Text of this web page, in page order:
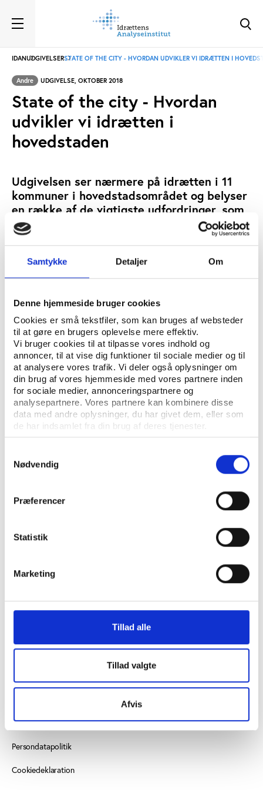
Samtykke Detaljer Om
Denne hjemmeside bruger cookies
Cookies er små tekstfiler, som kan bruges af websteder
til at gøre en brugers oplevelse mere effektiv.
Vi bruger cookies til at tilpasse vores indhold og
annoncer, til at vise dig funktioner til sociale medier og til
at analysere vores trafik. Vi deler også oplysninger om
din brug af vores hjemmeside med vores partnere inden
for sociale medier, annonceringspartnere og
analysepartnere. Vores partnere kan kombinere disse
data med andre oplysninger, du har givet dem, eller som
de har indsamlet fra din brug af deres tjenester.
Nødvendig
Præferencer
Statistik
Marketing
Tillad alle
Tillad valgte
Afvis
IDANUDGIVELSERSTATE OF THE CITY - HVORDAN UDVIKLER VI IDRÆTTEN I
Andre UDGIVELSE, OKTOBER 2018
State of the city - Hvordan
udvikler vi idrætten i
hovedstaden
Udgivelsen ser nærmere på idrætten i 11
kommuner i hovedstadsområdet og belyser
en række af de vigtigste udfordringer, som
borgere, foreninger og kommuner i
Storkøbenhavn står overfor. Udgivelsen går
beskriver deres nuværende situation set
med idrættens briller.
SKREVET AF: KASPER LUND KIRKEGAARD
NØGLEORD: FORENINGSLIV OG FRIVILLIGHED
ÅBN RAPPORT
UDGIVER: DGI STORKØBENHAVN
ANTAL SIDER: 43
Vester Allé 8B, 3. sal, 8000 Aarhus C
+45 3266 1030
Find medarbejder
Play the Game
Persondatapolitik
Cookiedeklaration